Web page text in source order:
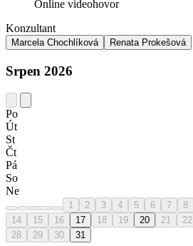
Online videohovor
Konzultant
Marcela Chochlíková Renata Prokešová
Srpen 2026
Po
Út
St
Čt
Pá
So
Ne
1 2 3 4 5 6 7 8
14
15 16 17 18 19 20 21 22
28
29 30 31